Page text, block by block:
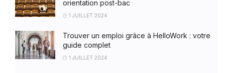
orientation post-bac
1 JUILLET 2024
Trouver un emploi grâce à HelloWork : votre
guide complet
1 JUILLET 2024